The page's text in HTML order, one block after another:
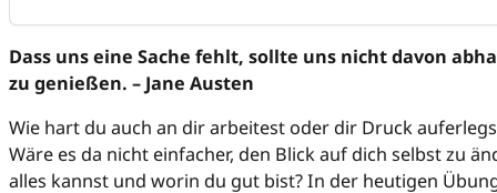
Dass uns eine Sache fehlt, sollte uns nicht davon
zu genießen. – Jane Austen
Wie hart du auch an dir arbeitest oder dir Druck
Wäre es da nicht einfacher, den Blick auf dich selbst zu
alles kannst und worin du gut bist? In der heutigen